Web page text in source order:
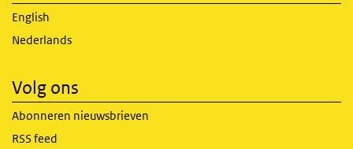
English
Nederlands
Volg ons
Abonneren nieuwsbrieven
RSS feed